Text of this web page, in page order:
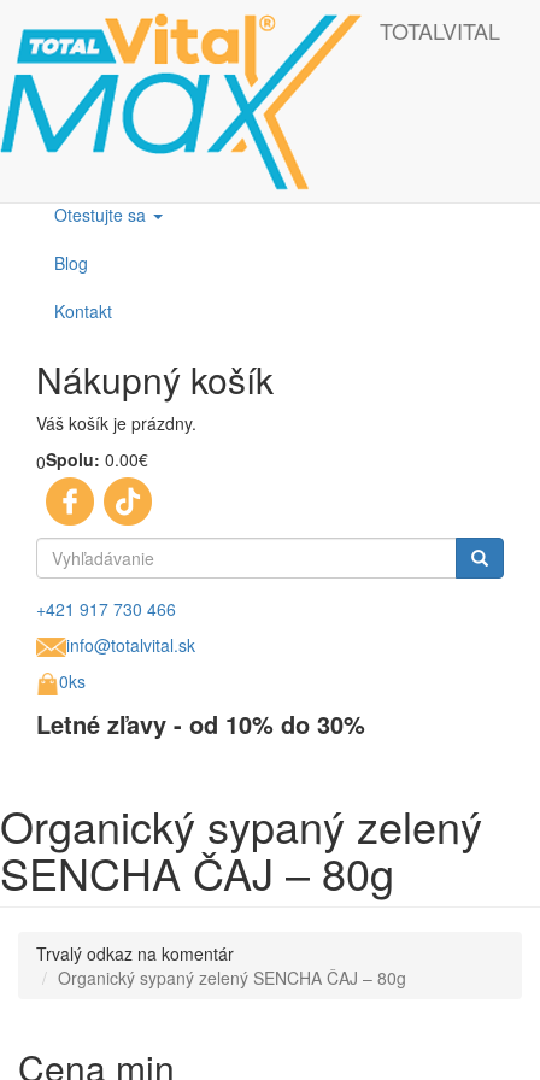
Skočiť na hlavný obsah
Táto webová lokalita používa cookies, ktoré nám pomôžu získať to
najlepšie pri návšteve našich webových stránok.
OK
TOTALVITAL
Otestujte sa
Blog
Kontakt
Nákupný košík
Váš košík je prázdny.
0Spolu: 0.00€
Vyhľadávanie
Vyhľadávanie
+421 917 730 466
info@totalvital.sk
0ks
Letné zľavy - od 10% do 30%
Organický sypaný zelený
SENCHA ČAJ – 80g
Trvalý odkaz na komentár
Organický sypaný zelený SENCHA ČAJ – 80g
Cena min